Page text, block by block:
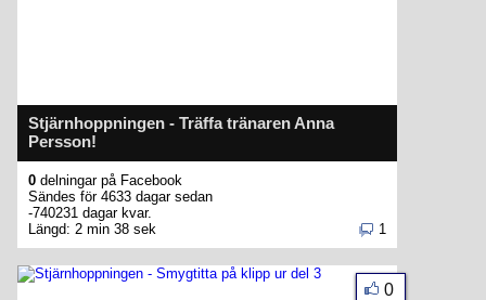
Stjärnhoppningen - Träffa tränaren Anna
Persson!
0 delningar på Facebook
Sändes för 4633 dagar sedan
-740231 dagar kvar.
Längd: 2 min 38 sek
1
0